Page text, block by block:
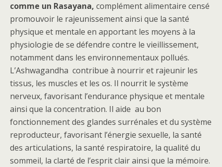
comme un Rasayana, complément alimentaire censé
promouvoir le rajeunissement ainsi que la santé
physique et mentale en apportant les moyens à la
physiologie de se défendre contre le vieillissement,
notamment dans les environnementaux pollués.
L’Ashwagandha contribue à nourrir et rajeunir les
tissus, les muscles et les os. Il nourrit le système
nerveux, favorisant l’endurance physique et mentale
ainsi que la concentration. Il aide au bon
fonctionnement des glandes surrénales et du système
reproducteur, favorisant l’énergie sexuelle, la santé
des articulations, la santé respiratoire, la qualité du
sommeil, la clarté de l’esprit clair ainsi que la mémoire.